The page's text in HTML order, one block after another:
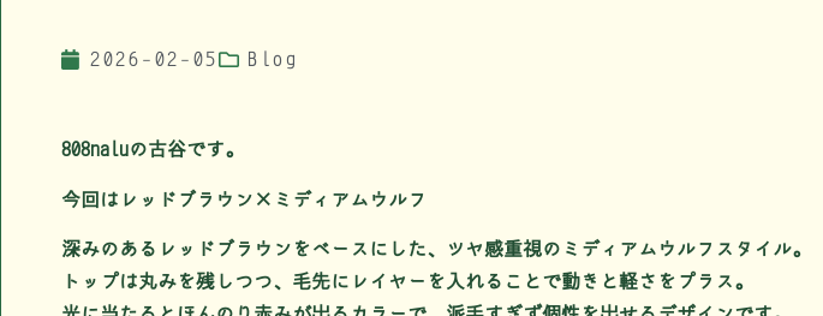
2026-02-05 Blog
808naluの古谷です。
今回はレッドブラウン×ミディアムウルフ
深みのあるレッドブラウンをベースにした、ツヤ感重視のミディアムウルフスタイル。
トップは丸みを残しつつ、毛先にレイヤーを入れることで動きと軽さをプラス。